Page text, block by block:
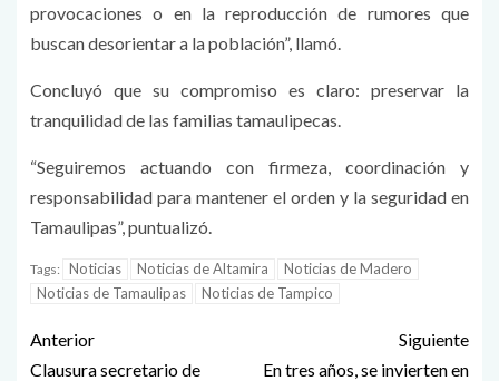
provocaciones o en la reproducción de rumores que
buscan desorientar a la población”, llamó.
Concluyó que su compromiso es claro: preservar la
tranquilidad de las familias tamaulipecas.
“Seguiremos actuando con firmeza, coordinación y
responsabilidad para mantener el orden y la seguridad en
Tamaulipas”, puntualizó.
Tags: Noticias Noticias de Altamira
Noticias de Madero
Noticias de Tamaulipas
Noticias de Tampico
Anterior
Clausura secretario de
Siguiente
En tres años, se invierten en